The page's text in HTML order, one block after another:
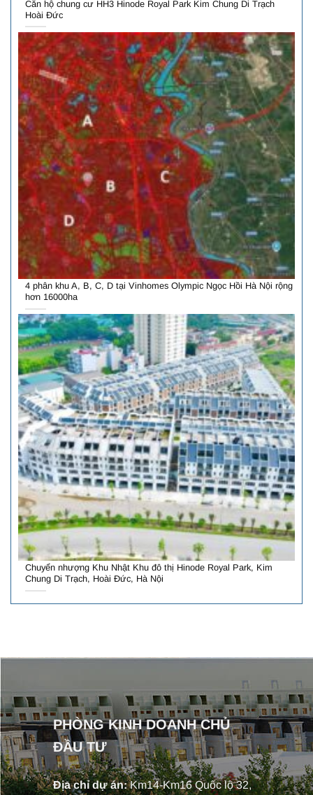
Căn hộ chung cư HH3 Hinode Royal Park Kim Chung Di Trạch
Hoài Đức
4 phân khu A, B, C, D tại Vinhomes Olympic Ngọc Hồi Hà Nội rộng
hơn 16000ha
Chuyển nhượng Khu Nhật Khu đô thị Hinode Royal Park, Kim
Chung Di Trạch, Hoài Đức, Hà Nội
PHÒNG KINH DOANH CHỦ
ĐẦU TƯ
Địa chỉ dự án:Km14-Km16 Quốc lộ 32,